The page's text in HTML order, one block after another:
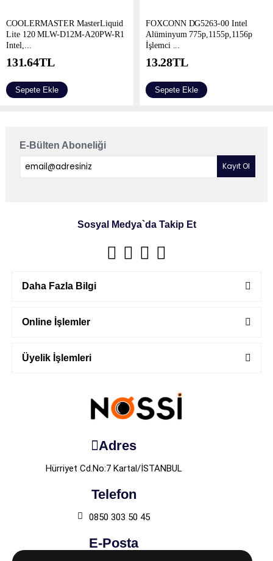
COOLERMASTER MasterLiquid
Lite 120 MLW-D12M-A20PW-R1
Intel,...
131.64TL
Sepete Ekle
FOXCONN DG5263-00 Intel
Alüminyum 775p,1155p,1156p
İşlemci ...
13.28TL
Sepete Ekle
E-Bülten Aboneliği
Sosyal Medya`da Takip Et
Daha Fazla Bilgi
Online İşlemler
Üyelik İşlemleri
Adres
Hürriyet Cd.No:7 Kartal/İSTANBUL
Telefon
0850 303 50 45
E-Posta